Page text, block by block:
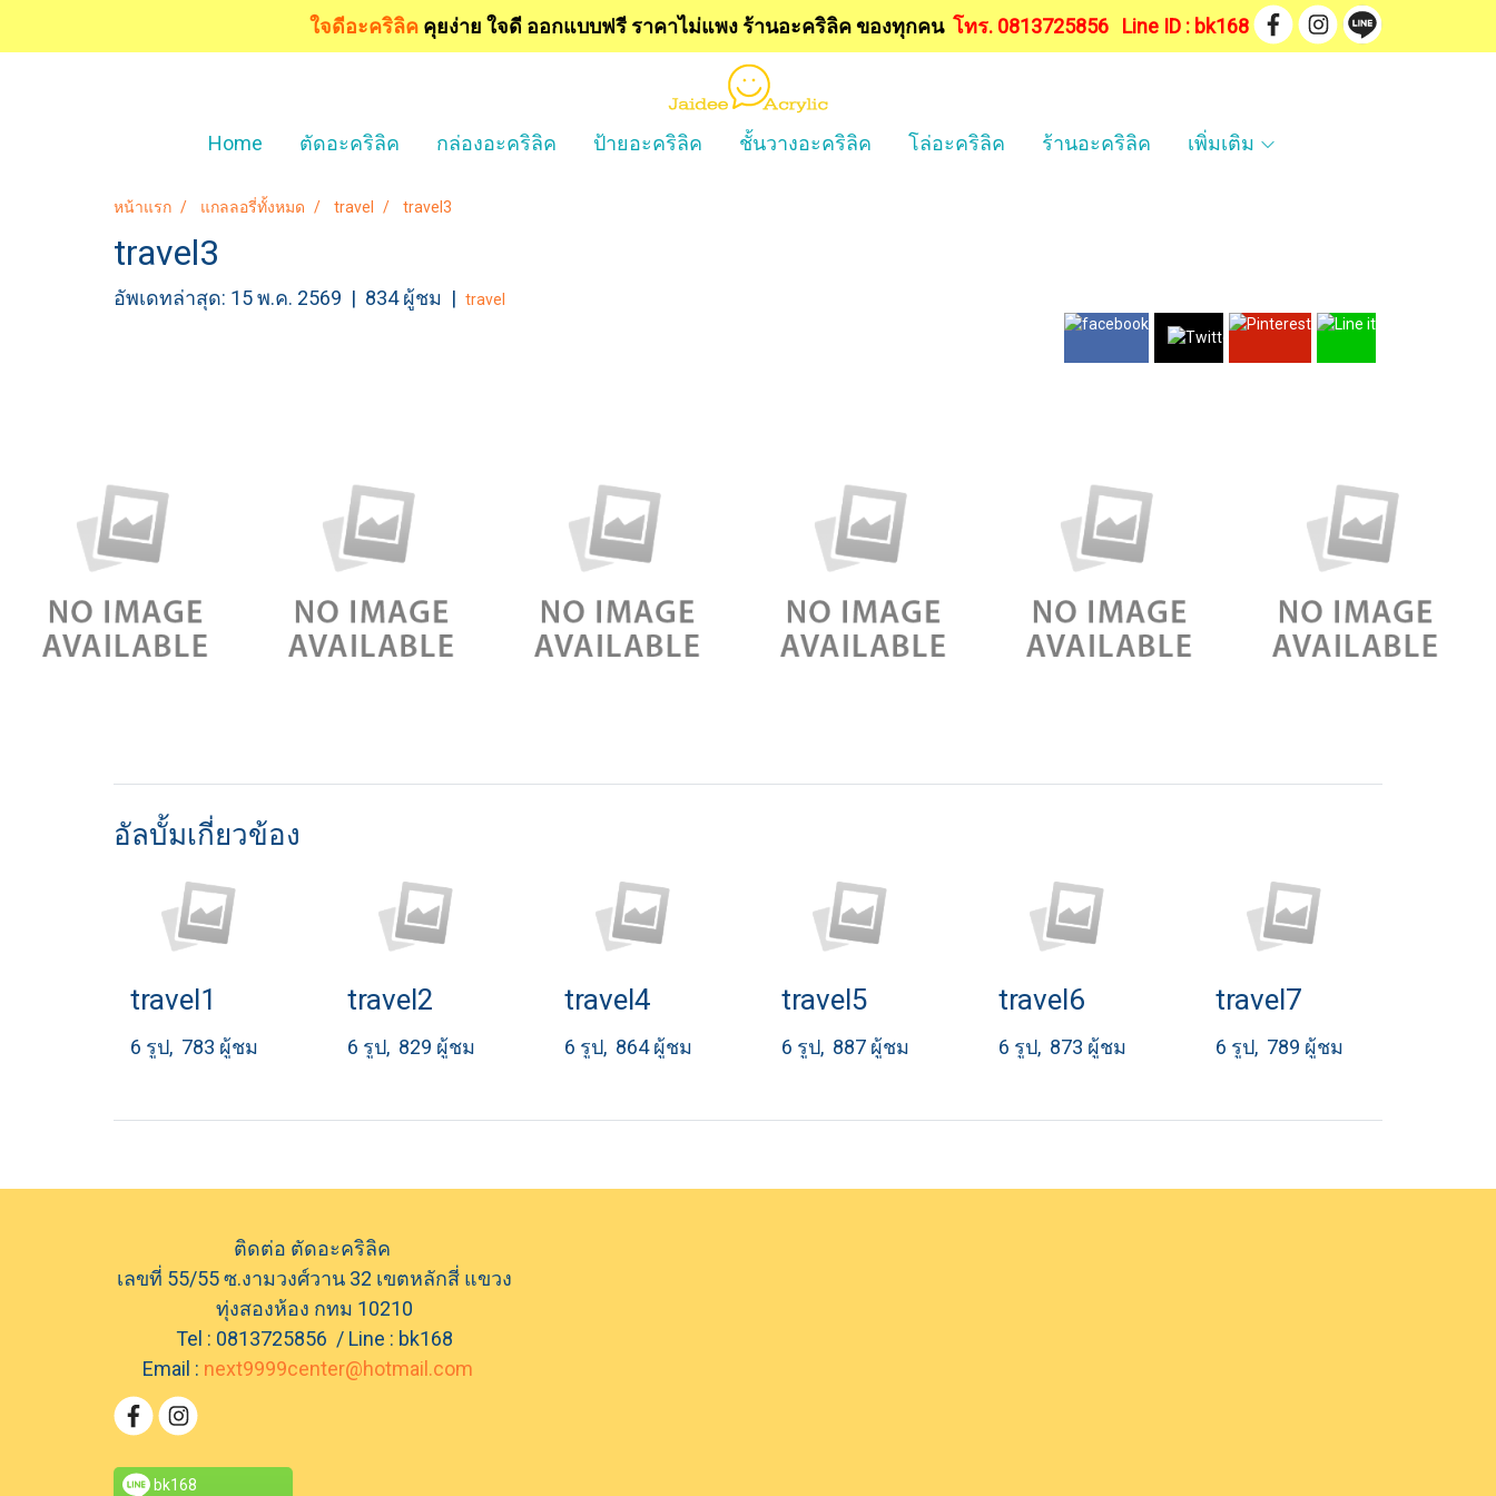
ใจดีอะคริลิค คุยง่าย ใจดี ออกแบบฟรี ราคาไม่แพง ร้านอะคริลิค ของทุกคน โทร. 0813725856 Line ID : bk168
Home ตัดอะคริลิค กล่องอะคริลิค ป้ายอะคริลิค ชั้นวางอะคริลิค โล่อะคริลิค ร้านอะคริลิค เพิ่มเติม
หน้าแรก แกลลอรี่ทั้งหมด travel travel3
travel3
อัพเดทล่าสุด: 15 พ.ค. 2569 | 834 ผู้ชม | travel
อัลบั้มเกี่ยวข้อง
travel1
6 รูป, 783 ผู้ชม
travel2
6 รูป, 829 ผู้ชม
travel4
6 รูป, 864 ผู้ชม
travel5
6 รูป, 887 ผู้ชม
travel6
6 รูป, 873 ผู้ชม
travel7
6 รูป, 789 ผู้ชม
ติดต่อ ตัดอะคริลิค
เลขที่ 55/55 ซ.งามวงศ์วาน 32 เขตหลักสี่ แขวง
ทุ่งสองห้อง กทม 10210
Tel : 0813725856 / Line : bk168
Email : next9999center@hotmail.com
bk168